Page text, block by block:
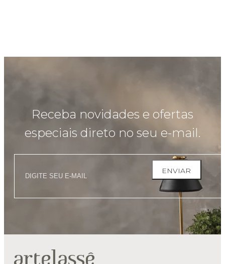
Receba novidades e ofertas
especiais direto no seu e-mail.
ENVIAR